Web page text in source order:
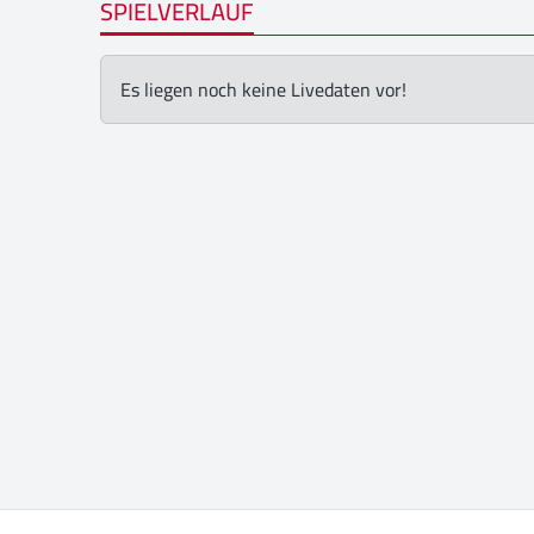
SPIELVERLAUF
Es liegen noch keine Livedaten vor!